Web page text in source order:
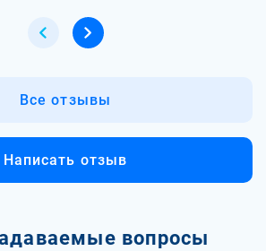
Все отзывы
Написать отзыв
вопросы